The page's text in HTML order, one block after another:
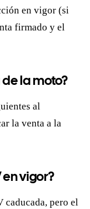
en vigor (si
firmado y el
la moto?
al
la venta a la
en vigor?
caducada, pero el